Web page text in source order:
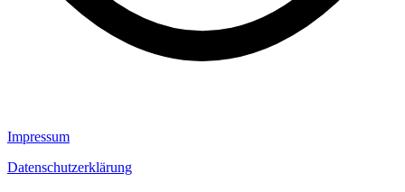
Impressum
Datenschutzerklärung